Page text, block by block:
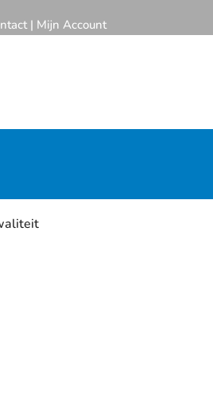
| Mijn Account